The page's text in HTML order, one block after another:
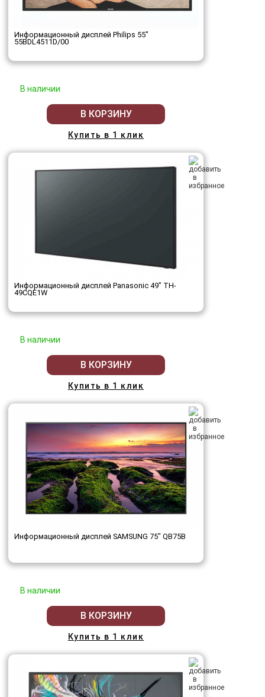
Информационный дисплей Philips 55"
55BDL4511D/00
В наличии
В КОРЗИНУ
Купить в 1 клик
Информационный дисплей Panasonic 49" TH-
49CQE1W
В наличии
В КОРЗИНУ
Купить в 1 клик
Информационный дисплей SAMSUNG 75" QB75B
В наличии
В КОРЗИНУ
Купить в 1 клик